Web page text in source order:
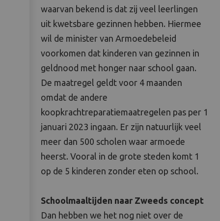
waarvan bekend is dat zij veel leerlingen
uit kwetsbare gezinnen hebben. Hiermee
wil de minister van Armoedebeleid
voorkomen dat kinderen van gezinnen in
geldnood met honger naar school gaan.
De maatregel geldt voor 4 maanden
omdat de andere
koopkrachtreparatiemaatregelen pas per 1
januari 2023 ingaan. Er zijn natuurlijk veel
meer dan 500 scholen waar armoede
heerst. Vooral in de grote steden komt 1
op de 5 kinderen zonder eten op school.
Schoolmaaltijden naar Zweeds concept
Dan hebben we het nog niet over de